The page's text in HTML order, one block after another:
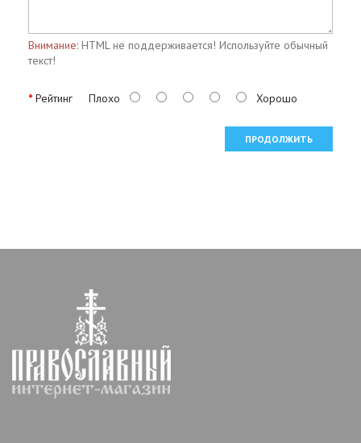
Внимание: HTML не поддерживается! Используйте обычный
текст!
Рейтинг Плохо Хорошо
ПРОДОЛЖИТЬ